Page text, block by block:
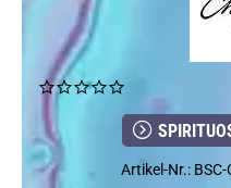
Artikel-Nr.: